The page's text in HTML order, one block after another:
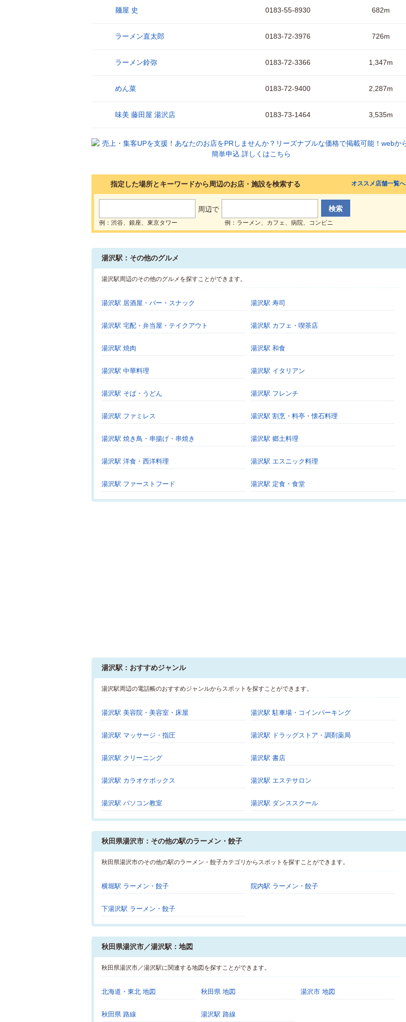
麺屋 史 0183-55-8930 682m
ラーメン直太郎 0183-72-3976 726m
ラーメン鈴弥 0183-72-3366 1,347m
めん菜 0183-72-9400 2,287m
味美 藤田屋 湯沢店 0183-73-1464 3,535m
指定した場所とキーワードから周辺のお店・施設を検索する
周辺で
例：渋谷、銀座、東京タワー 例：ラーメン、カフェ、病院、コンビニ
オススメ店舗一覧へ
湯沢駅：その他のグルメ
湯沢駅周辺のその他のグルメを探すことができます。
湯沢駅 居酒屋・バー・スナック 湯沢駅 寿司
湯沢駅 宅配・弁当屋・テイクアウト 湯沢駅 カフェ・喫茶店
湯沢駅 焼肉 湯沢駅 和食
湯沢駅 中華料理 湯沢駅 イタリアン
湯沢駅 そば・うどん 湯沢駅 フレンチ
湯沢駅 ファミレス 湯沢駅 割烹・料亭・懐石料理
湯沢駅 焼き鳥・串揚げ・串焼き 湯沢駅 郷土料理
湯沢駅 洋食・西洋料理 湯沢駅 エスニック料理
湯沢駅 ファーストフード 湯沢駅 定食・食堂
湯沢駅：おすすめジャンル
湯沢駅周辺の電話帳のおすすめジャンルからスポットを探すことができます。
湯沢駅 美容院・美容室・床屋 湯沢駅 駐車場・コインパーキング
湯沢駅 マッサージ・指圧 湯沢駅 ドラッグストア・調剤薬局
湯沢駅 クリーニング 湯沢駅 書店
湯沢駅 カラオケボックス 湯沢駅 エステサロン
湯沢駅 パソコン教室 湯沢駅 ダンススクール
秋田県湯沢市：その他の駅のラーメン・餃子
秋田県湯沢市のその他の駅のラーメン・餃子カテゴリからスポットを探すことができます。
横堀駅 ラーメン・餃子 院内駅 ラーメン・餃子
下湯沢駅 ラーメン・餃子
秋田県湯沢市／湯沢駅：地図
秋田県湯沢市／湯沢駅に関連する地図を探すことができます。
北海道・東北 地図 秋田県 地図 湯沢市 地図
秋田県 路線 湯沢駅 路線